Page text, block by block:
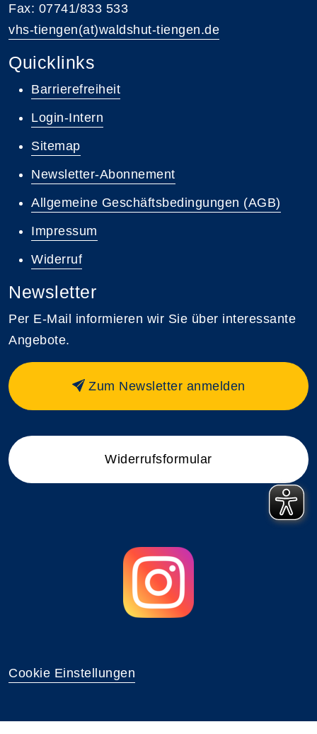
Fax: 07741/833 533
vhs-tiengen(at)waldshut-tiengen.de
Quicklinks
Barrierefreiheit
Login-Intern
Sitemap
Newsletter-Abonnement
Allgemeine Geschäftsbedingungen (AGB)
Impressum
Widerruf
Newsletter
Per E-Mail informieren wir Sie über interessante
Angebote.
Zum Newsletter anmelden
Widerrufsformular
Cookie Einstellungen